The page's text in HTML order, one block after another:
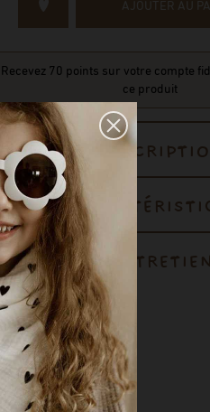
AJOUTER AU
Recevez 70 points sur votre compte
ce produit
ENTRETIEN